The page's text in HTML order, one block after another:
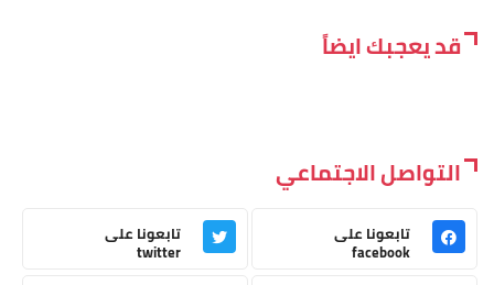
قد يعجبك ايضاً
التواصل الاجتماعي
تابعونا على
facebook
تابعونا على
twitter